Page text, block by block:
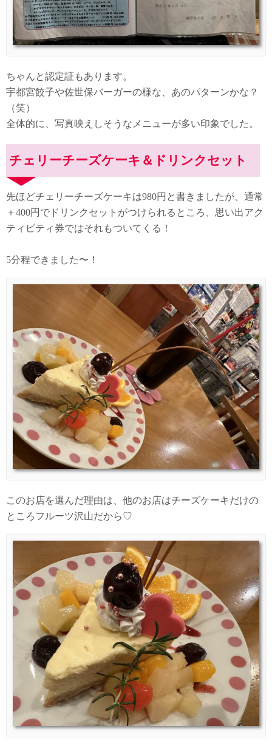
ちゃんと認定証もあります。
宇都宮餃子や佐世保バーガーの様な、あのパターンかな？
（笑）
全体的に、写真映えしそうなメニューが多い印象でした。
チェリーチーズケーキ＆ドリンクセット
先ほどチェリーチーズケーキは980円と書きましたが、通常
＋400円でドリンクセットがつけられるところ、思い出アク
ティビティ券ではそれもついてくる！
5分程できました〜！
このお店を選んだ理由は、他のお店はチーズケーキだけの
ところフルーツ沢山だから♡